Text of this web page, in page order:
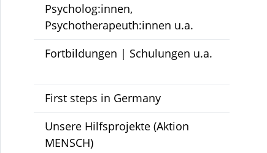
Psycholog:innen,
Psychotherapeuth:innen u.a.
Fortbildungen | Schulungen u.a.
First steps in Germany
Unsere Hilfsprojekte (Aktion
MENSCH)